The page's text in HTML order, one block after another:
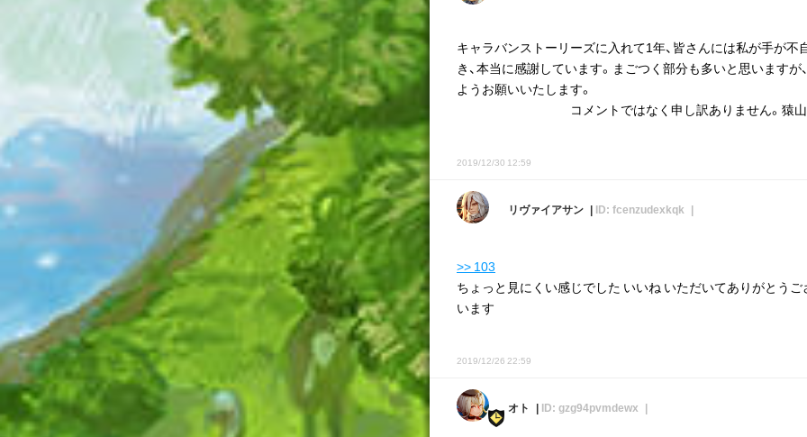
キャラバンストーリーズに入れて1年、皆さんには私が手が
き、本当に感謝しています。まごつく部分も多いと思います
ようお願いいたします。
コメントではなく申し訳ありません。猿山
2019/12/30 12:59
リヴァイアサン ID: fcenzudexkqk
>> 103
ちょっと見にくい感じでした いいね いただいてありがとう
います
2019/12/26 22:59
オト ID: gzg94pvmdewx